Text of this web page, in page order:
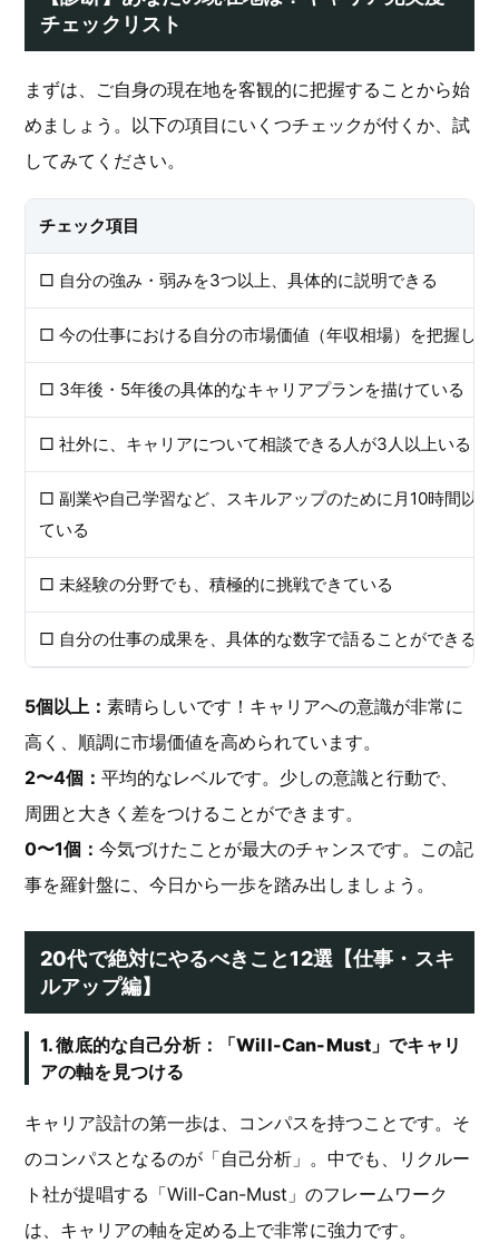
チェックリスト
まずは、ご自身の現在地を客観的に把握することから始
めましょう。以下の項目にいくつチェックが付くか、試
してみてください。
チェック項目
□ 自分の強み・弱みを3つ以上、具体的に説明できる
□ 今の仕事における自分の市場価値（年収相場）を把握して
□ 3年後・5年後の具体的なキャリアプランを描けている
□ 社外に、キャリアについて相談できる人が3人以上いる
□ 副業や自己学習など、スキルアップのために月10時間以上
ている
□ 未経験の分野でも、積極的に挑戦できている
□ 自分の仕事の成果を、具体的な数字で語ることができる
5個以上： 素晴らしいです！キャリアへの意識が非常に
高く、順調に市場価値を高められています。
2〜4個： 平均的なレベルです。少しの意識と行動で、
周囲と大きく差をつけることができます。
0〜1個： 今気づけたことが最大のチャンスです。この記
事を羅針盤に、今日から一歩を踏み出しましょう。
20代で絶対にやるべきこと12選【仕事・スキ
ルアップ編】
1. 徹底的な自己分析：「Will-Can-Must」でキャリ
アの軸を見つける
キャリア設計の第一歩は、コンパスを持つことです。そ
のコンパスとなるのが「自己分析」。中でも、リクルー
ト社が提唱する「Will-Can-Must」のフレームワーク
は、キャリアの軸を定める上で非常に強力です。